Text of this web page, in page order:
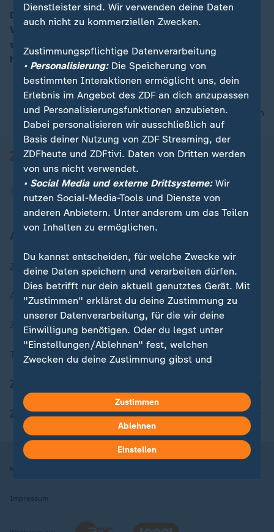
DHB-Teammanagerin Anja Althaus sieht dem WM-
Viertelfinale gegen Brasilien positiv entgegen: "Wir
sind guter Zuversicht, dass wir heute gut
herauskommen – aber es wird nicht einfach."
nach oben
Zuletzt veröffentlicht
Aktuelle Sendungs-Videos
ZDFheute Stories
Themen im Überblick
ZDFheute Apps
Nutzungsbedingungen
Impressum
Dienstleister sind. Wir verwenden deine Daten
auch nicht zu kommerziellen Zwecken.
Zustimmungspflichtige Datenverarbeitung
• Personalisierung:Die Speicherung von
bestimmten Interaktionen ermöglicht uns, dein
Erlebnis im Angebot des ZDF an dich anzupassen
und Personalisierungsfunktionen anzubieten.
Dabei personalisieren wir ausschließlich auf
Basis deiner Nutzung von ZDF Streaming, der
ZDFheute und ZDFtivi. Daten von Dritten werden
von uns nicht verwendet.
• Social Media und externe Drittsysteme:Wir
nutzen Social-Media-Tools und Dienste von
anderen Anbietern. Unter anderem um das Teilen
von Inhalten zu ermöglichen.
Du kannst entscheiden, für welche Zwecke wir
deine Daten speichern und verarbeiten dürfen.
Dies betrifft nur dein aktuell genutztes Gerät. Mit
"Zustimmen" erklärst du deine Zustimmung zu
unserer Datenverarbeitung, für die wir deine
Einwilligung benötigen. Oder du legst unter
"Einstellungen/Ablehnen" fest, welchen
Zwecken du deine Zustimmung gibst und
in deinen Einstellungen widerrufen oder ändern.
Hier findest du das Impressum.
Weitere Informationen findest du in unserer
Datenschutzerklärung.
Zustimmen
Ablehnen
Einstellen